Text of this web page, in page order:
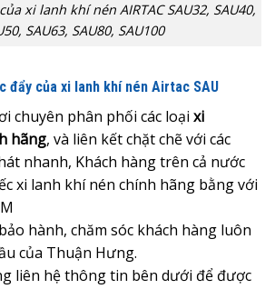
xi lanh khí nén AIRTAC SAU32, SAU40,
SAU63, SAU80, SAU100
đẩy của xi lanh khí nén Airtac SAU
chuyên phân phối các loại xi
hãng, và liên kết chặt chẽ với các
nhanh, Khách hàng trên cả nước
xi lanh khí nén chính hãng bằng với
hành, chăm sóc khách hàng luôn
của Thuận Hưng.
liên hệ thông tin bên dưới để được